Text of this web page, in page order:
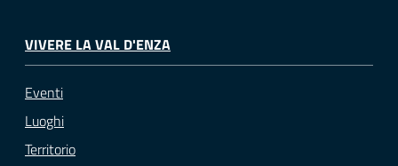
VIVERE LA VAL D'ENZA
Eventi
Luoghi
Territorio